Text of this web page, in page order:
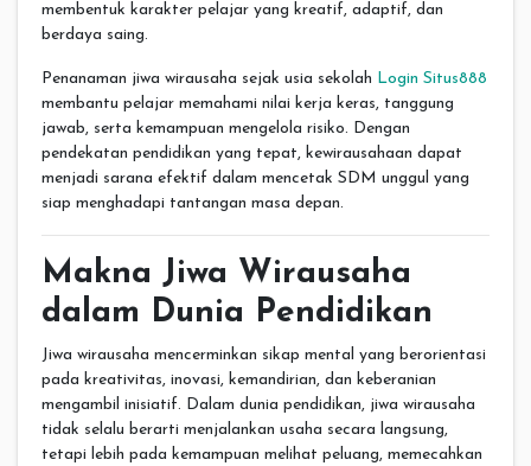
membentuk karakter pelajar yang kreatif, adaptif, dan
berdaya saing.
Penanaman jiwa wirausaha sejak usia sekolah Login Situs888
membantu pelajar memahami nilai kerja keras, tanggung
jawab, serta kemampuan mengelola risiko. Dengan
pendekatan pendidikan yang tepat, kewirausahaan dapat
menjadi sarana efektif dalam mencetak SDM unggul yang
siap menghadapi tantangan masa depan.
Makna Jiwa Wirausaha
dalam Dunia Pendidikan
Jiwa wirausaha mencerminkan sikap mental yang berorientasi
pada kreativitas, inovasi, kemandirian, dan keberanian
mengambil inisiatif. Dalam dunia pendidikan, jiwa wirausaha
tidak selalu berarti menjalankan usaha secara langsung,
tetapi lebih pada kemampuan melihat peluang, memecahkan